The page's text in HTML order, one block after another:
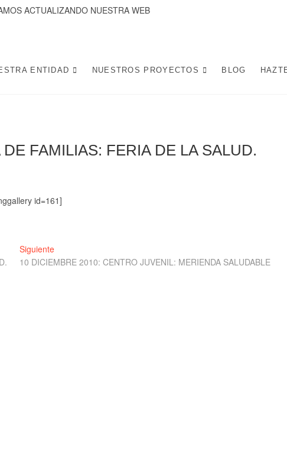
NUESTRA WEB
MEJOREN LA VIDA Y CONVIVENCIA DE LOS VECINOS.
ENTIDAD NUESTROS PROYECTOS BLOG
FAMILIAS: FERIA DE LA SALUD.
id=161]
SiguienteEntrada
siguiente:
10 DICIEMBRE 2010: CENTRO JUVENIL: MERIENDA SALUDABLE